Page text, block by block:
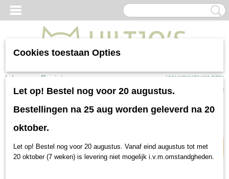
Inloggen Registreren UW WINKELWAGEN
Geen producten (0)
Bonusbag
Cookies toestaan Opties
Let op! Bestel nog voor 20 augustus.
Bestellingen na 25 aug worden geleverd na 20
oktober.
Let op! Bestel nog voor 20 augustus. Vanaf eind augustus tot met
20 oktober (7 weken) is levering niet mogelijk i.v.m.omstandgheden.